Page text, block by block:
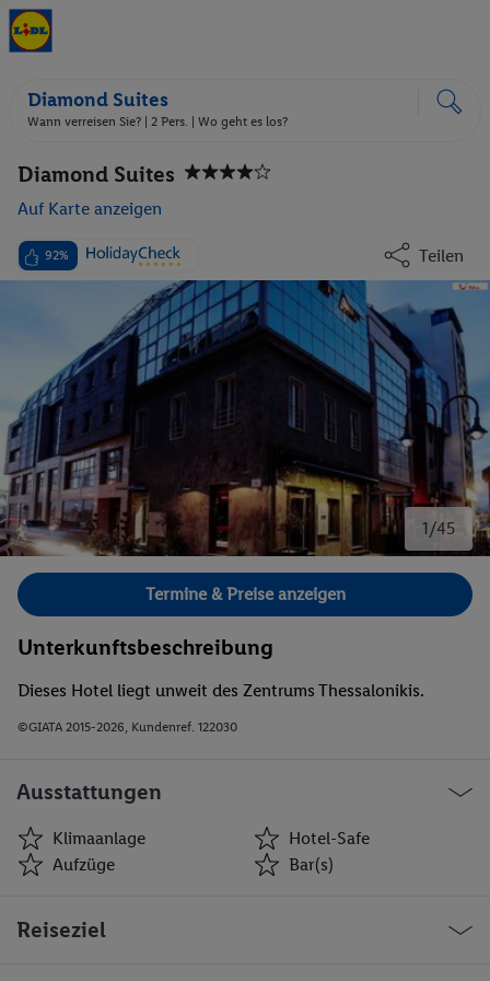
Diamond Suites
Wann verreisen Sie? | 2 Pers. | Wo geht es los?
Diamond Suites
Auf Karte anzeigen
92% Teilen
1/45
Bild 1 von 45.
Termine & Preise anzeigen
Unterkunftsbeschreibung
Dieses Hotel liegt unweit des Zentrums Thessalonikis.
©GIATA 2015-2026, Kundenref. 122030
Ausstattungen
Klimaanlage
Hotel-Safe
Aufzüge
Bar(s)
Aufzüge
Reiseziel